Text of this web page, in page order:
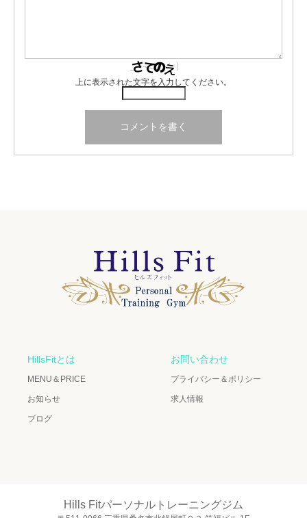
上に表示された文字を入力してください。
HillsFitとは
MENU＆PRICE
お知らせ
ブログ
お問い合わせ
プライバシー＆ポリシー
求人情報
Hills Fitパーソナルトレーニングジム